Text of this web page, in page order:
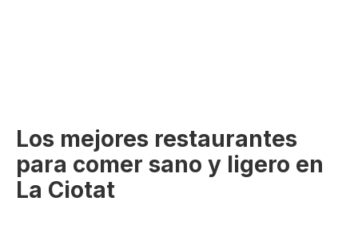
Los mejores restaurantes
para comer sano y ligero en
La Ciotat